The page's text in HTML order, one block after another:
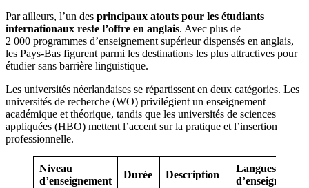
Par ailleurs, l’un des principaux atouts pour les étudiants
internationaux reste l’offre en anglais. Avec plus de
2 000 programmes d’enseignement supérieur dispensés en anglais,
les Pays-Bas figurent parmi les destinations les plus attractives pour
étudier sans barrière linguistique.
Les universités néerlandaises se répartissent en deux catégories. Les
universités de recherche (WO) privilégient un enseignement
académique et théorique, tandis que les universités de sciences
appliquées (HBO) mettent l’accent sur la pratique et l’insertion
professionnelle.
Niveau
d’enseignement
Durée Description
Langues
d’enseignement